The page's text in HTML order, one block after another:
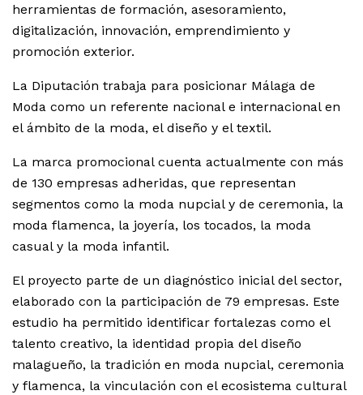
herramientas de formación, asesoramiento,
digitalización, innovación, emprendimiento y
promoción exterior.
La Diputación trabaja para posicionar Málaga de
Moda como un referente nacional e internacional en
el ámbito de la moda, el diseño y el textil.
La marca promocional cuenta actualmente con más
de 130 empresas adheridas, que representan
segmentos como la moda nupcial y de ceremonia, la
moda flamenca, la joyería, los tocados, la moda
casual y la moda infantil.
El proyecto parte de un diagnóstico inicial del sector,
elaborado con la participación de 79 empresas. Este
estudio ha permitido identificar fortalezas como el
talento creativo, la identidad propia del diseño
malagueño, la tradición en moda nupcial, ceremonia
y flamenca, la vinculación con el ecosistema cultural